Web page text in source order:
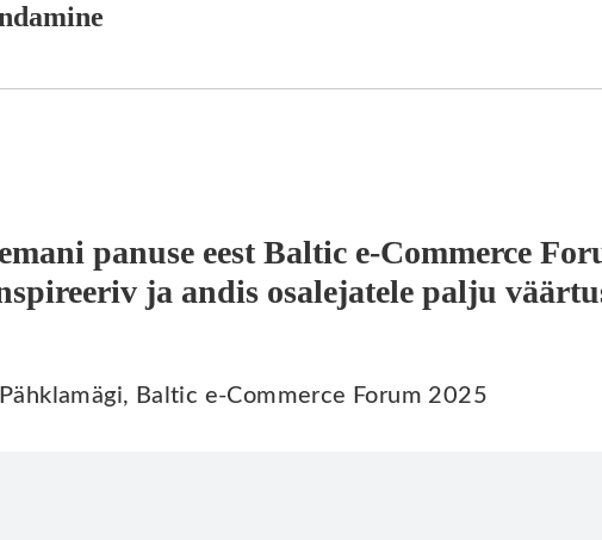
panuse eest Baltic e-Commerce
ja andis osalejatele palju
Baltic e-Commerce Forum 2025